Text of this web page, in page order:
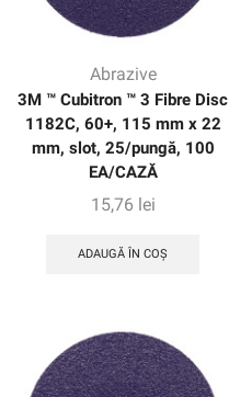
Abrazive
3M ™ Cubitron ™ 3 Fibre Disc
1182C, 60+, 115 mm x 22
mm, slot, 25/pungă, 100
EA/CAZĂ
15,76 lei
ADAUGĂ ÎN COȘ